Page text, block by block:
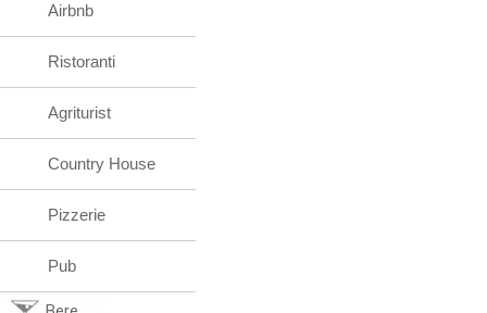
Airbnb
Ristoranti
Agriturist
Country House
Pizzerie
Pub